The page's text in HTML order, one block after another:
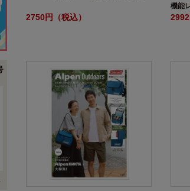
2750円（税込）
機能
2992